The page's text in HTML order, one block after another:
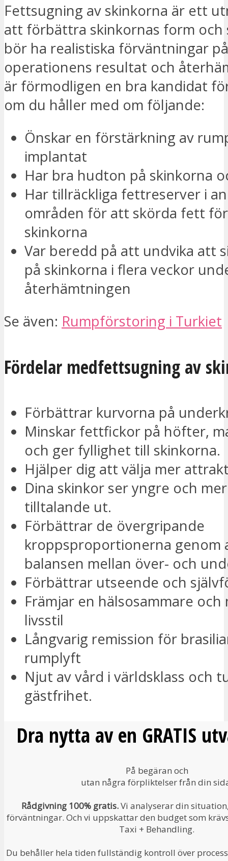
Fettsugning av skinkorna är ett
att förbättra skinkornas form och
bör ha realistiska förväntningar på
operationens resultat och
är förmodligen en bra kandidat
om du håller med om följande:
Önskar en förstärkning av
implantat
Har bra hudton på skinkorna
Har tillräckliga fettreserver i
områden för att skörda fett
skinkorna
Var beredd på att undvika att
på skinkorna i flera veckor
återhämtningen
Se även: Rumpförstoring i Turkiet
Fördelar medfettsugning av
Förbättrar kurvorna på
Minskar fettfickor på höfter,
och ger fyllighet till skinkorna.
Hjälper dig att välja mer
Dina skinkor ser yngre och
tilltalande ut.
Förbättrar de övergripande
kroppsproportionerna
balansen mellan över- och
Förbättrar utseende och
Främjar en hälsosammare och
livsstil
Långvarig remission för
rumplyft
Njut av vård i världsklass och
gästfrihet.
Dra nytta av en GRATIS
På begäran och
utan några förpliktelser från din
Rådgivning 100% gratis.Vi analyserar din
förväntningar. Och vi uppskattar den budget som
Taxi + Behandling.
Du behåller hela tiden fullständig kontroll över